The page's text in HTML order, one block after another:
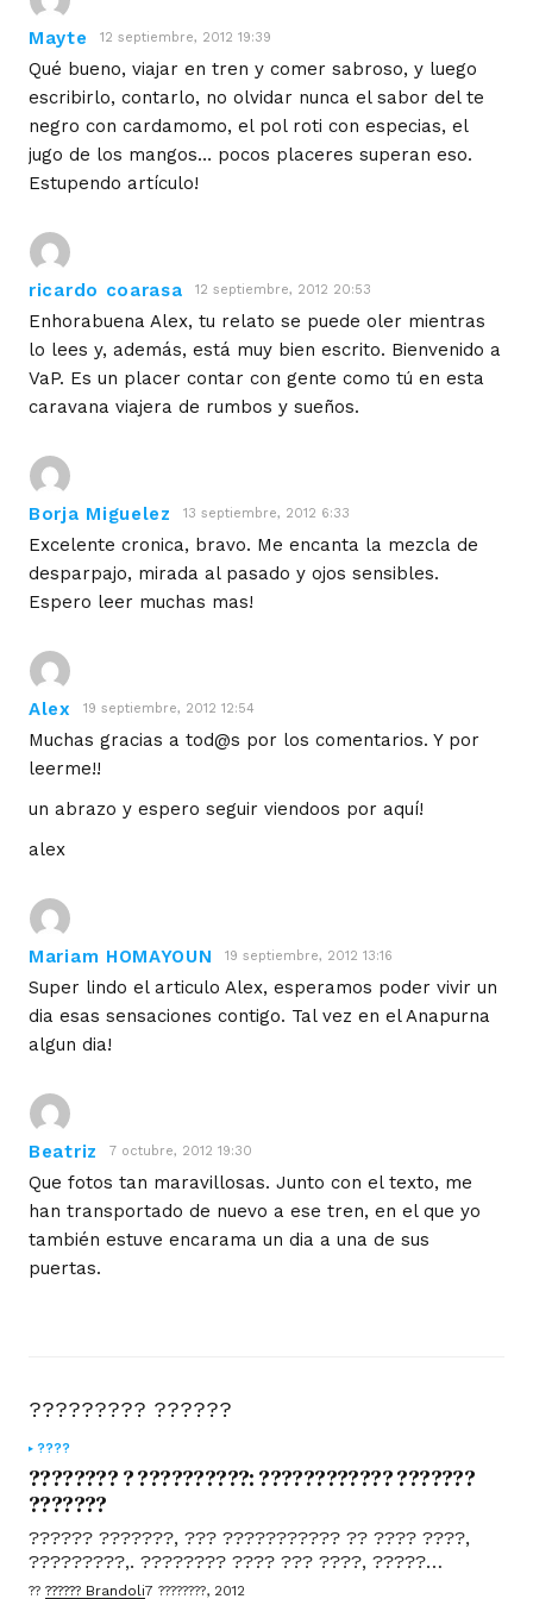
Mayte 12 septiembre, 2012 19:39
Qué bueno, viajar en tren y comer sabroso, y luego
escribirlo, contarlo, no olvidar nunca el sabor del te
negro con cardamomo, el pol roti con especias, el
jugo de los mangos… pocos placeres superan eso.
Estupendo artículo!
ricardo coarasa 12 septiembre, 2012 20:53
Enhorabuena Alex, tu relato se puede oler mientras
lo lees y, además, está muy bien escrito. Bienvenido a
VaP. Es un placer contar con gente como tú en esta
caravana viajera de rumbos y sueños.
Borja Miguelez 13 septiembre, 2012 6:33
Excelente cronica, bravo. Me encanta la mezcla de
desparpajo, mirada al pasado y ojos sensibles.
Espero leer muchas mas!
Alex 19 septiembre, 2012 12:54
Muchas gracias a tod@s por los comentarios. Y por
leerme!!
un abrazo y espero seguir viendoos por aquí!
alex
Mariam HOMAYOUN 19 septiembre, 2012 13:16
Super lindo el articulo Alex, esperamos poder vivir un
dia esas sensaciones contigo. Tal vez en el Anapurna
algun dia!
Beatriz 7 octubre, 2012 19:30
Que fotos tan maravillosas. Junto con el texto, me
han transportado de nuevo a ese tren, en el que yo
también estuve encarama un dia a una de sus
puertas.
????????? ??????
????
???????? ? ??????????: ???????????? ???????
???????
?????? ???????, ??? ??????????? ?? ???? ????,
?????????,. ???????? ???? ??? ????, ?????
???????????? ?? ????. ????????, ??????????? ?
?? ?????? Brandoli7 ????????, 2012